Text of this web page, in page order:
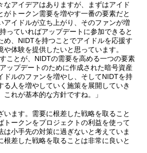
なアイデアはありますが、まずはアイド
がトークン需要を増やす一番の要素だと
アイドルが立ち上がり、そのファンが増
っていればアップデートに参加できると
め、NIDTを持つことでアイドルを応援す
や体験を提供したいと思っています。
ことが、NIDTの需要を高める一つの要素
ップデートのために作成された暗号資産
ドルのファンを増やし、そしてNIDTを持
る人を増やしていく施策を展開していき
れが基本的な方針ですね。」
います。需要に根差した戦略を取ること
トークンをプロジェクトの利益を使って
は小手先の対策に過ぎないと考えていま
根差した戦略を取ることは非常に良いと